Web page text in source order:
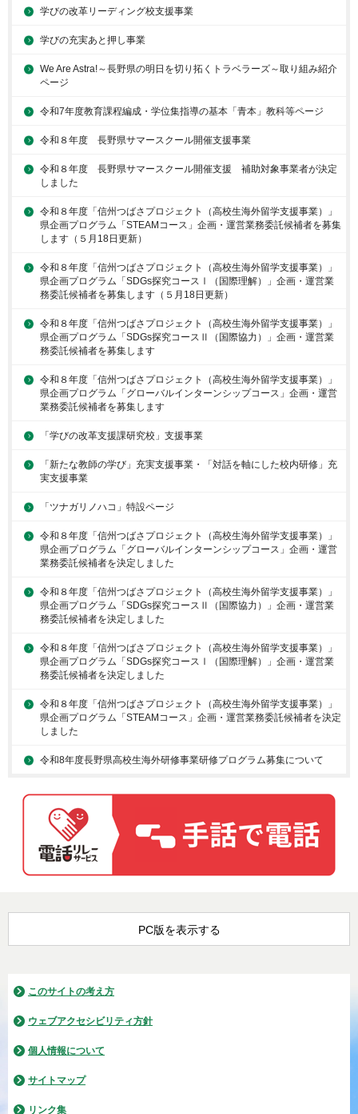
学びの改革リーディング校支援事業
学びの充実あと押し事業
We Are Astra!～長野県の明日を切り拓くトラベラーズ～取り組み紹介
ページ
令和7年度教育課程編成・学位集指導の基本「青本」教科等ページ
令和８年度 長野県サマースクール開催支援事業
令和８年度 長野県サマースクール開催支援 補助対象事業者が決定
しました
令和８年度「信州つばさプロジェクト（高校生海外留学支援事業）」
県企画プログラム「STEAMコース」企画・運営業務委託候補者を募集
します（５月18日更新）
令和８年度「信州つばさプロジェクト（高校生海外留学支援事業）」
県企画プログラム「SDGs探究コースⅠ（国際理解）」企画・運営業
務委託候補者を募集します（５月18日更新）
令和８年度「信州つばさプロジェクト（高校生海外留学支援事業）」
県企画プログラム「SDGs探究コースⅡ（国際協力）」企画・運営業
務委託候補者を募集します
令和８年度「信州つばさプロジェクト（高校生海外留学支援事業）」
県企画プログラム「グローバルインターンシップコース」企画・運営
業務委託候補者を募集します
「学びの改革支援課研究校」支援事業
「新たな教師の学び」充実支援事業・「対話を軸にした校内研修」充
実支援事業
「ツナガリノハコ」特設ページ
令和８年度「信州つばさプロジェクト（高校生海外留学支援事業）」
県企画プログラム「グローバルインターンシップコース」企画・運営
業務委託候補者を決定しました
令和８年度「信州つばさプロジェクト（高校生海外留学支援事業）」
県企画プログラム「SDGs探究コースⅡ（国際協力）」企画・運営業
務委託候補者を決定しました
令和８年度「信州つばさプロジェクト（高校生海外留学支援事業）」
県企画プログラム「SDGs探究コースⅠ（国際理解）」企画・運営業
務委託候補者を決定しました
令和８年度「信州つばさプロジェクト（高校生海外留学支援事業）」
県企画プログラム「STEAMコース」企画・運営業務委託候補者を決定
しました
令和8年度長野県高校生海外研修事業研修プログラム募集について
PC版を表示する
このサイトの考え方
ウェブアクセシビリティ方針
個人情報について
サイトマップ
リンク集